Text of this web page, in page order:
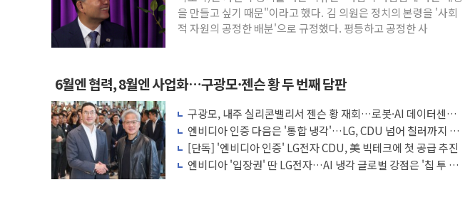
서울 중랑구 주택가서 흉기 난동…60대 남성 2명 숨져
李대통령 "결혼 때문에 손해 보는 일 없게"…'결혼 페널티' 22개 과제 손본다
추미애, '위안부' 피해자 기림의 날 참석..."국제적 시민 연대로 목소리 내야"
인천 선재도 갯벌서 해루질 중 실종 60대 나흘만에 숨진 채 발견
인천서 말다툼 중 어머니 흉기 살해 10대 아들 체포
'화합' 꺼낸 김민석에 '뻔뻔' 받아친 정청래…제주 연설서 신경전 고조
을 만들고 싶기 때문"이라고 했다. 김 의원은 정치의 본령을 '사회
적 자원의 공정한 배분'으로 규정했다. 평등하고 공정한 사
6월엔 협력, 8월엔 사업화…구광모·젠슨 황 두 번째 담판
구광모, 내주 실리콘밸리서 젠슨 황 재회…로봇·AI 데이터센터·
모빌리티 구체화
엔비디아 인증 다음은 '통합 냉각'…LG, CDU 넘어 칠러까지 묶
는다
[단독] '엔비디아 인증' LG전자 CDU, 美 빅테크에 첫 공급 추진
엔비디아 '입장권' 딴 LG전자…AI 냉각 글로벌 강점은 '칩 투 칠